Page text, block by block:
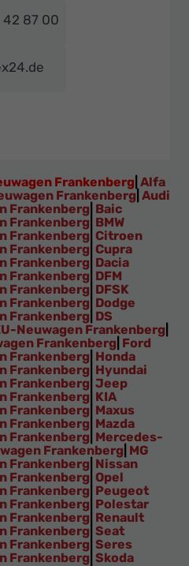
87 00
Frankenberg Alfa
Frankenberg Audi
Frankenberg Baic
Frankenberg BMW
Frankenberg Citroen
Frankenberg Cupra
Frankenberg Dacia
Frankenberg DFM
Frankenberg DFSK
Frankenberg Dodge
Frankenberg DS
Neuwagen Frankenberg
Frankenberg Ford
Frankenberg Honda
Frankenberg Hyundai
Frankenberg Jeep
Frankenberg KIA
Frankenberg Maxus
Frankenberg Mazda
Frankenberg Mercedes-
Frankenberg MG
Frankenberg Nissan
Frankenberg Opel
Frankenberg Peugeot
Frankenberg Polestar
Frankenberg Renault
Frankenberg Seat
Frankenberg Seres
Frankenberg Skoda